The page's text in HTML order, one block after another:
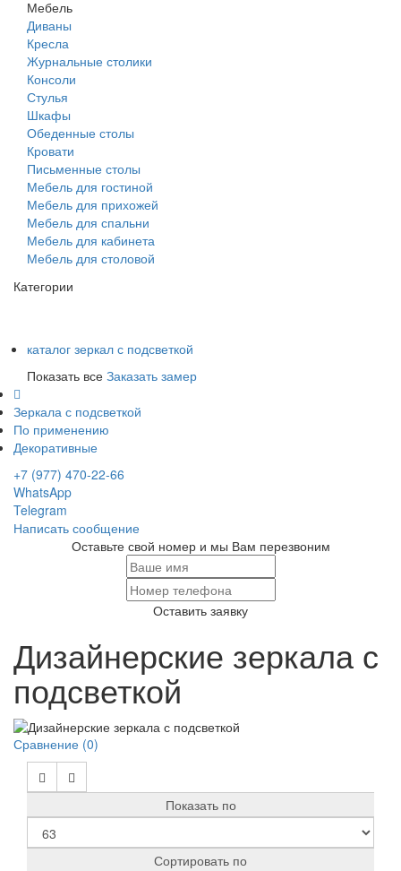
Мебель
Диваны
Кресла
Журнальные столики
Консоли
Стулья
Шкафы
Обеденные столы
Кровати
Письменные столы
Мебель для гостиной
Мебель для прихожей
Мебель для спальни
Мебель для кабинета
Мебель для столовой
Категории
каталог зеркал с подсветкой
Показать все Заказать замер
Зеркала с подсветкой
По применению
Декоративные
+7 (977) 470-22-66
WhatsApp
Telegram
Написать сообщение
Оставьте свой номер и мы Вам перезвоним
Оставить заявку
Дизайнерские зеркала с
подсветкой
Сравнение (0)
Показать по
Сортировать по